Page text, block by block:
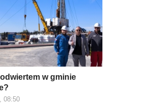
w gminie
08:50